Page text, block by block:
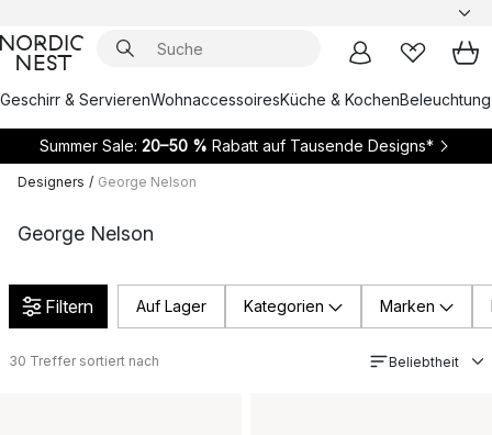
Geschirr & ServierenWohnaccessoiresKüche & KochenBeleuchtung
Summer Sale: 20–50 % Rabatt auf Tausende Designs*
Designers / George Nelson
George Nelson
Filtern Auf Lager Kategorien Marken
30 Treffer sortiert nach Beliebtheit